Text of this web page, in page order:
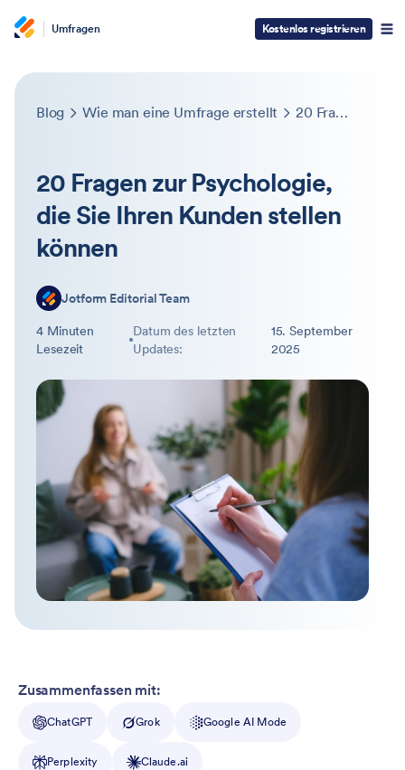
Umfragen Kostenlos registrieren
Blog Wie man eine Umfrage erstellt 20 Fragen zur Psychologie, die Sie Ihren Kunden stellen können
20 Fragen zur Psychologie,
die Sie Ihren Kunden stellen
können
Jotform Editorial Team
4 Minuten
Lesezeit
Datum des letzten
Updates:
15. September
2025
Zusammenfassen mit:
ChatGPT Grok Google AI Mode
Perplexity Claude.ai